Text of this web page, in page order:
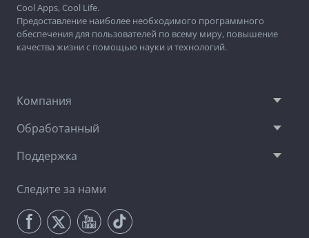
Cool Apps, Cool Life.
Предоставление наиболее необходимого программного
обеспечения для пользователей по всему миру, повышение
качества жизни с помощью науки и технологий.
Компания
Обработанный
Поддержка
Следите за нами